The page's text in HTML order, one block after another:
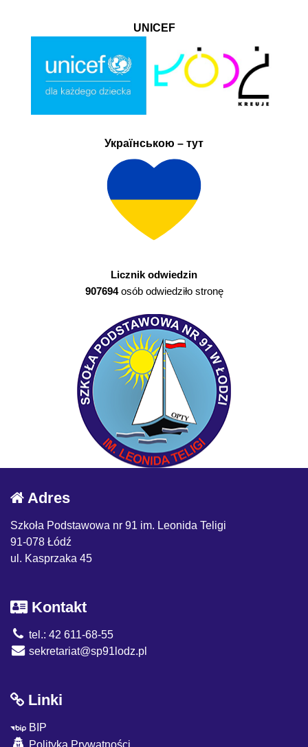
UNICEF
Українською – тут
Licznik odwiedzin
907694osób odwiedziło stronę
Adres
Szkoła Podstawowa nr 91 im. Leonida Teligi
91-078 Łódź
ul. Kasprzaka 45
Kontakt
tel.: 42 611-68-55
sekretariat@sp91lodz.pl
Linki
BIP
Polityka Prywatności